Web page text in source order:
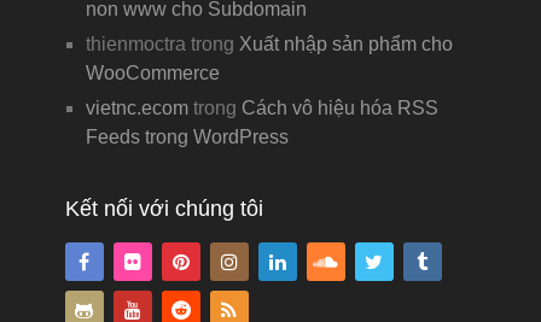
non www cho Subdomain
thienmoctra trong Xuất nhập sản phẩm cho
WooCommerce
vietnc.ecomtrong Cách vô hiệu hóa RSS
Feeds trong WordPress
Kết nối với chúng tôi